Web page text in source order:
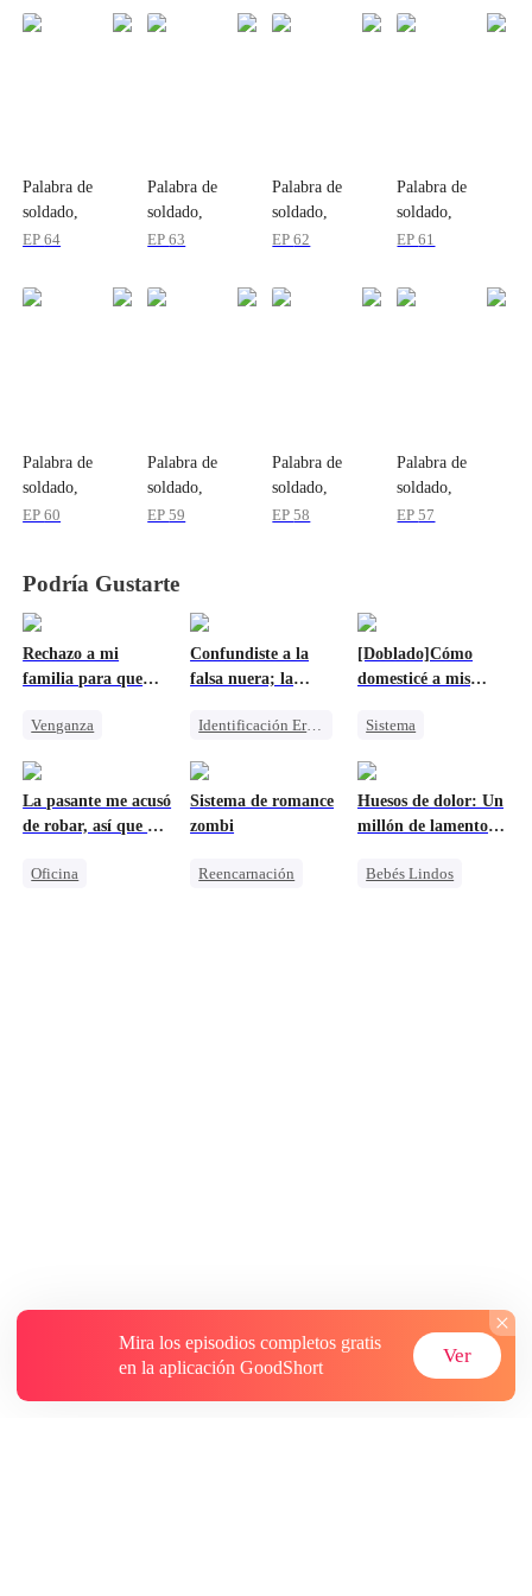
Palabra de
soldado,
Promesa de
EP64
Palabra de
soldado,
Promesa de
EP63
Palabra de
soldado,
Promesa de
EP62
Palabra de
soldado,
Promesa de
EP61
Palabra de
soldado,
Promesa de
EP60
Palabra de
soldado,
Promesa de
EP59
Palabra de
soldado,
Promesa de
EP58
Palabra de
soldado,
Promesa de
EP57
Podría Gustarte
Rechazo a mi
familia para que
Venganza
CEO Femenina
Confundiste a la
falsa nuera; la
está fuera de tu Identificación Errónea
Millonario
[Doblado]Cómo
domesticé a mis
Sistema
La pasante me acusó
de robar, así que me
Oficina
Sistema de romance
zombi
Reencarnación
Huesos de dolor: Un
millón de lamentos
esparcidos
Bebés Lindos
Mira los episodios completos gratis
en la aplicación GoodShort
Ver